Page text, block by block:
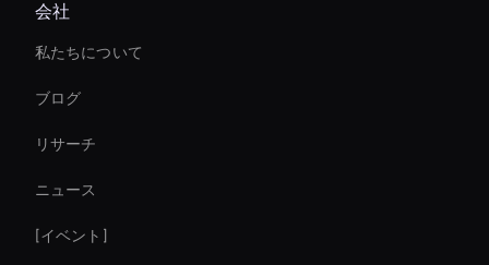
音声をビデオに変換
Personalized Ai Avatar For Online Learning
Live Ai Presenter
Interactive Product Demo Ai
Digital Twin For Meetings
Zoom Ai Avatar
会社
私たちについて
ブログ
リサーチ
ニュース
[イベント]